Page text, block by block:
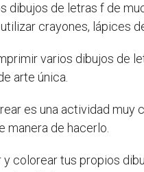
dibujos de letras f de
crayones, lápices
varios dibujos de
arte única.
es una actividad
manera de hacerlo.
y colorear tus propios